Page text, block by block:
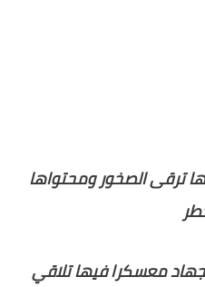
ترقى الصخور ومحتواها
معسكرا فيها تلاقي